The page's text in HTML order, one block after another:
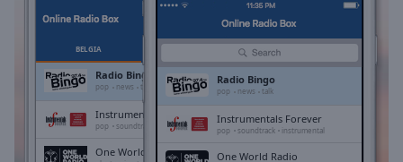
currently
Remaining
BELGIA
Radio Bingo
pop news talk
Instrumentals Forever
pop soundtrack instrumental
One World Radio
Radio Bingo
pop news talk
Instrumentals Forever
pop soundtrack instrumental
One World Radio